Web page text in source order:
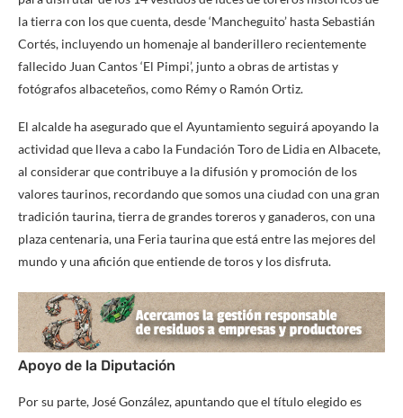
la tierra con los que cuenta, desde ‘Mancheguito’ hasta Sebastián
Cortés, incluyendo un homenaje al banderillero recientemente
fallecido Juan Cantos ‘El Pimpi’, junto a obras de artistas y
fotógrafos albaceteños, como Rémy o Ramón Ortiz.
El alcalde ha asegurado que el Ayuntamiento seguirá apoyando la
actividad que lleva a cabo la Fundación Toro de Lidia en Albacete,
al considerar que contribuye a la difusión y promoción de los
valores taurinos, recordando que somos una ciudad con una gran
tradición taurina, tierra de grandes toreros y ganaderos, con una
plaza centenaria, una Feria taurina que está entre las mejores del
mundo y una afición que entiende de toros y los disfruta.
Apoyo de la Diputación
Por su parte, José González, apuntando que el título elegido es